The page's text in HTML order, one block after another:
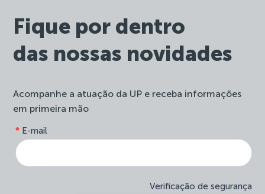
Fique por dentro
das nossas novidades
Acompanhe a atuação da UP e receba informações
em primeira mão
site-
newsletter
E-mail
*
Verificação de segurança
você
é
humano,
este